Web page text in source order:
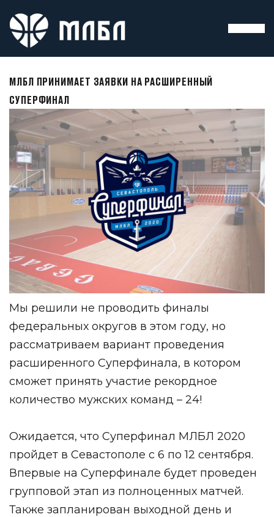
МЛБЛ ПРИНИМАЕТ ЗАЯВКИ НА РАСШИРЕННЫЙ
СУПЕРФИНАЛ
Мы решили не проводить финалы
федеральных округов в этом году, но
рассматриваем вариант проведения
расширенного Суперфинала, в котором
сможет принять участие рекордное
количество мужских команд – 24!
Ожидается, что Суперфинал МЛБЛ 2020
пройдет в Севастополе с 6 по 12 сентября.
Впервые на Суперфинале будет проведен
групповой этап из полноценных матчей.
Также запланирован выходной день и